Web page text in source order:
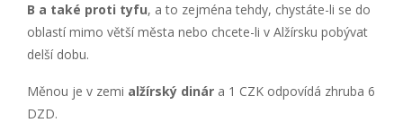
B a také proti tyfu, a to zejména tehdy, chystáte-li se do
oblastí mimo větší města nebo chcete-li v Alžírsku pobývat
delší dobu.
Měnou je v zemi alžírský dinár a 1 CZK odpovídá zhruba 6
DZD.